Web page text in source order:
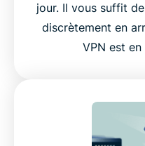
jour. Il vous suffit
discrètement en
VPN est